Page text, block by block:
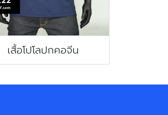
เสื้อโปโลปกคอจีน